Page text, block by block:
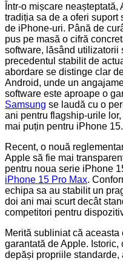
Într-o mișcare
tradiția sa de a oferi suport
de iPhone-uri. Până de
pus pe masă o cifră
software, lăsând utilizatorii
precedentul stabilit de
abordare se distinge clar
Android, unde un
software este aproape o
Samsung se laudă cu o
ani pentru flagship-urile
mai puțin pentru iPhone 15.
Recent, o nouă
Apple să fie mai
pentru noua serie iPhone
iPhone 15 Pro Max.
echipa sa au stabilit un
doi ani mai scurt decât
competitori pentru
Merită subliniat că
garantată de Apple.
depăși propriile standarde,